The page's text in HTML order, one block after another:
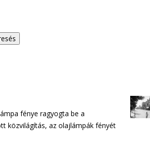
fénye ragyogta be a
közvilágítás, az olajlámpák fényét